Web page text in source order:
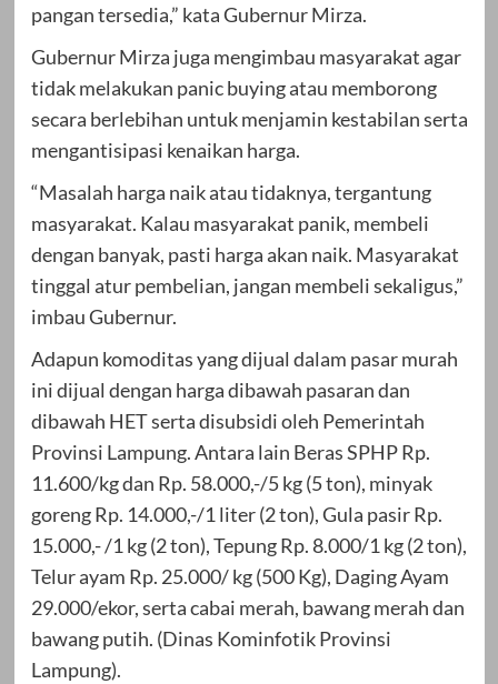
pangan tersedia,” kata Gubernur Mirza.
Gubernur Mirza juga mengimbau masyarakat agar
tidak melakukan panic buying atau memborong
secara berlebihan untuk menjamin kestabilan serta
mengantisipasi kenaikan harga.
“Masalah harga naik atau tidaknya, tergantung
masyarakat. Kalau masyarakat panik, membeli
dengan banyak, pasti harga akan naik. Masyarakat
tinggal atur pembelian, jangan membeli sekaligus,”
imbau Gubernur.
Adapun komoditas yang dijual dalam pasar murah
ini dijual dengan harga dibawah pasaran dan
dibawah HET serta disubsidi oleh Pemerintah
Provinsi Lampung. Antara lain Beras SPHP Rp.
11.600/kg dan Rp. 58.000,-/5 kg (5 ton), minyak
goreng Rp. 14.000,-/1 liter (2 ton), Gula pasir Rp.
15.000,- /1 kg (2 ton), Tepung Rp. 8.000/1 kg (2 ton),
Telur ayam Rp. 25.000/ kg (500 Kg), Daging Ayam
29.000/ekor, serta cabai merah, bawang merah dan
bawang putih. (Dinas Kominfotik Provinsi
Lampung).